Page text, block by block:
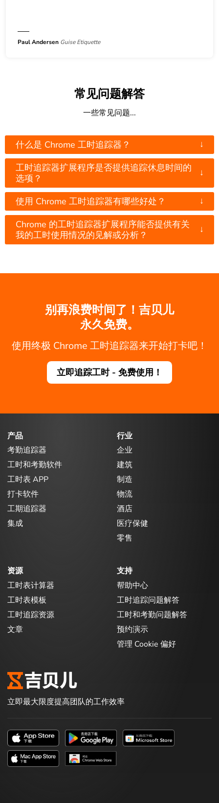
Paul Andersen Guise Etiquette
常见问题解答
一些常见问题...
什么是 Chrome 工时追踪器？ ↓
工时追踪器扩展程序是否提供追踪休息时间的
选项？
↓
使用 Chrome 工时追踪器有哪些好处？ ↓
Chrome 的工时追踪器扩展程序能否提供有关
我的工时使用情况的见解或分析？
↓
别再浪费时间了！吉贝儿
永久免费。
使用终极 Chrome 工时追踪器来开始打卡吧！
立即追踪工时 - 免费使用！
产品
考勤追踪器
工时和考勤软件
工时表 APP
打卡软件
工期追踪器
集成
行业
企业
建筑
制造
物流
酒店
医疗保健
零售
资源
工时表计算器
工时表模板
工时追踪资源
文章
支持
帮助中心
工时追踪问题解答
工时和考勤问题解答
预约演示
管理 Cookie 偏好
立即最大限度提高团队的工作效率